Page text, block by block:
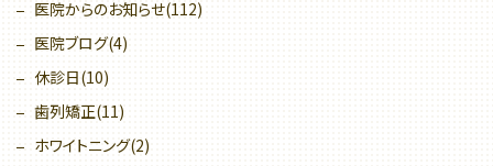
医院からのお知らせ(112)
医院ブログ(4)
休診日(10)
歯列矯正(11)
ホワイトニング(2)